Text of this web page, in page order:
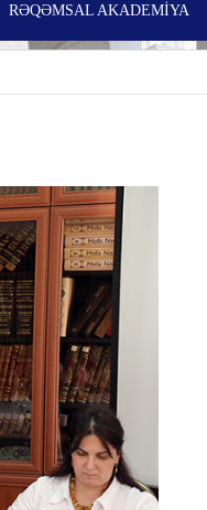
RƏQƏMSAL AKADEMİYA